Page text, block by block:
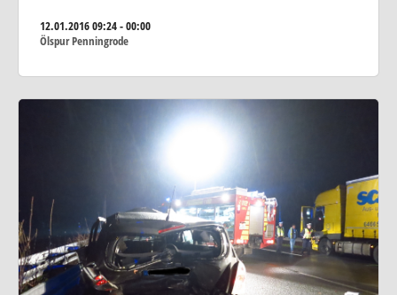
12.01.201609:24 - 00:00
Ölspur Penningrode